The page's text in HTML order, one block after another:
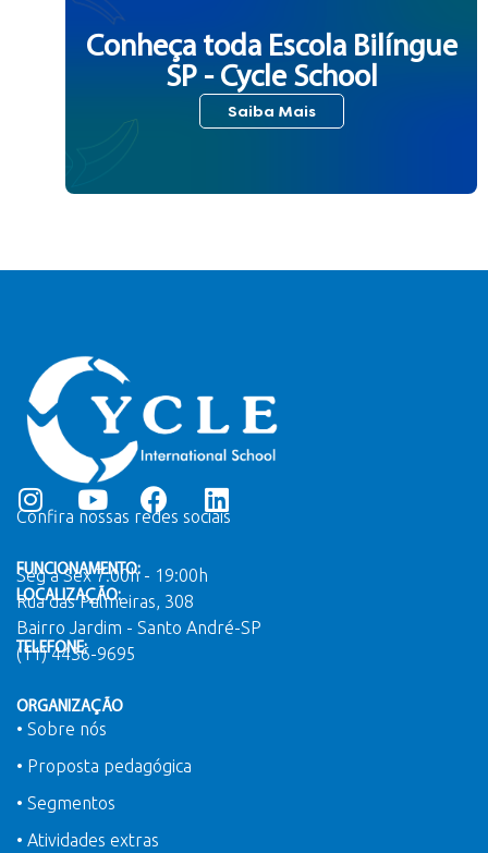
Conheça toda Escola Bilíngue
SP - Cycle School
Saiba Mais
Confira nossas redes sociais
FUNCIONAMENTO:
Seg a Sex 7:00h - 19:00h
LOCALIZAÇÃO:
Rua das Palmeiras, 308
Bairro Jardim - Santo André-SP
TELEFONE:
(11) 4436-9695
ORGANIZAÇÃO
• Sobre nós
• Proposta pedagógica
• Segmentos
• Atividades extras